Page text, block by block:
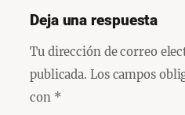
Deja una respuesta
Tu dirección de correo
publicada. Los campos
con *